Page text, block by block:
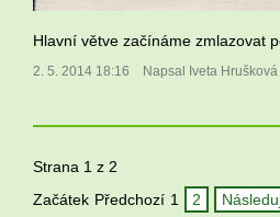
Hlavní větve začínáme zmlazovat
2. 5. 2014 18:16 Napsal Iveta Hrušková
Strana 1 z 2
Začátek Předchozí 1 2